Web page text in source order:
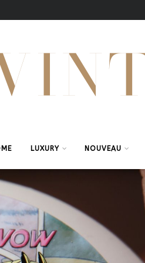
LUXURY NOUVEAU